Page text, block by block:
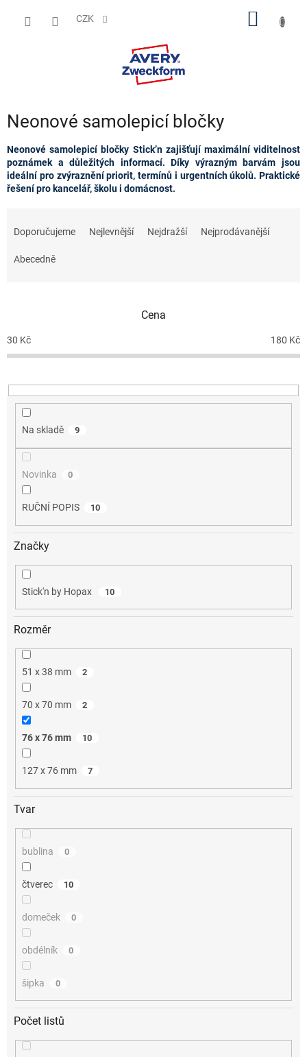
CZK
Neonové samolepicí bločky
Neonové samolepicí bločky Stick’n zajišťují maximální viditelnost
poznámek a důležitých informací. Díky výrazným barvám jsou
ideální pro zvýraznění priorit, termínů i urgentních úkolů. Praktické
řešení pro kancelář, školu i domácnost.
o
d
k
t
Doporučujeme Nejlevnější Nejdražší Nejprodávanější
Abecedně
Cena
30 Kč 180 Kč
Na skladě 9
Novinka 0
RUČNÍ POPIS 10
Značky
Stick'n by Hopax 10
Rozměr
51 x 38 mm 2
70 x 70 mm 2
76 x 76 mm 10
127 x 76 mm 7
Tvar
bublina 0
čtverec 10
domeček 0
obdélník 0
šipka 0
Počet listů